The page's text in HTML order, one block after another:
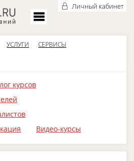
Личный кабинет
УСЛУГИ СЕРВИСЫ
курсов
Видео-курсы